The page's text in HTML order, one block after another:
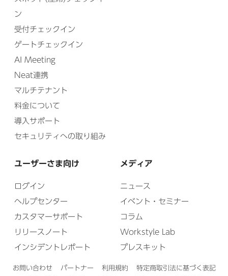
ン
受付チェックイン
ゲートチェックイン
AI Meeting
Neat連携
マルチテナント
料金について
導入サポート
セキュリティへの取り組み
ユーザーさま向け
ログイン
ヘルプセンター
カスタマーサポート
リリースノート
インシデントレポート
メディア
ニュース
イベント・セミナー
コラム
Workstyle Lab
プレスキット
お問い合わせ パートナー 利用規約
特定商取引法に基づく表記